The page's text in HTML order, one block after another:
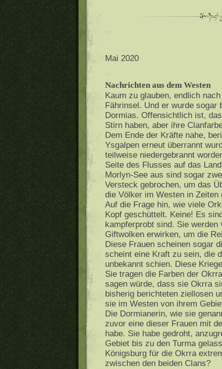
Mai 2020
Nachrichten aus dem Westen
Kaum zu glauben, endlich
Fährinsel. Und er wurde sogar
Dormias. Offensichtlich ist,
Stirn haben, aber ihre
Dem Ende der Kräfte nahe,
Ysgalpen erneut überrannt
teilweise niedergebrannt
Seite des Flusses auf das
Morlyn-See aus sind sogar
Versteck gebrochen, um das
die Völker im Westen in
Auf die Frage hin, wie viele
Kopf geschüttelt. Keine! Es
kampferprobt sind. Sie
Giftwolken erwirken, um die
Diese Frauen scheinen sogar
scheint eine Kraft zu sein, die
unbekannt schien. Diese
Sie tragen die Farben der
sagen würde, dass sie Okrra
bisherig berichteten ziellosen
sie im Westen von ihrem
Die Dormianerin, wie sie
zuvor eine dieser Frauen mit
habe. Sie habe gedroht,
Gebiet bis zu den Turma
Königsburg für die Okrra
zwischen den beiden Clans?